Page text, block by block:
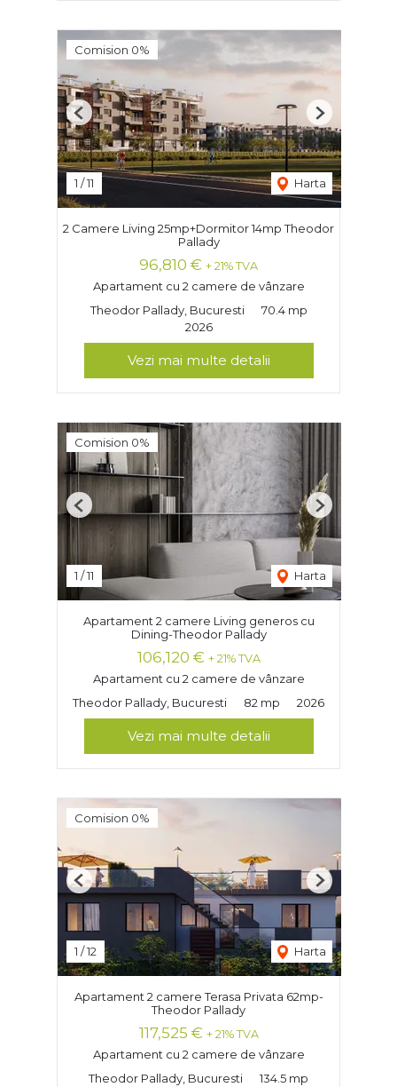
Comision 0%
1 /11 Harta
Previous Next
2 Camere Living 25mp+Dormitor 14mp Theodor
Pallady
96,810 € + 21% TVA
Apartament cu 2 camere de vânzare
Theodor Pallady, Bucuresti
70.4 mp
2026
Vezi mai multe detalii
Comision 0%
1 /11 Harta
Previous Next
Apartament 2 camere Living generos cu
Dining-Theodor Pallady
106,120 € + 21% TVA
Apartament cu 2 camere de vânzare
Theodor Pallady, Bucuresti
82 mp 2026
Vezi mai multe detalii
Comision 0%
1 /12 Harta
Previous Next
Apartament 2 camere Terasa Privata 62mp-
Theodor Pallady
117,525 € + 21% TVA
Apartament cu 2 camere de vânzare
Theodor Pallady, Bucuresti
134.5 mp